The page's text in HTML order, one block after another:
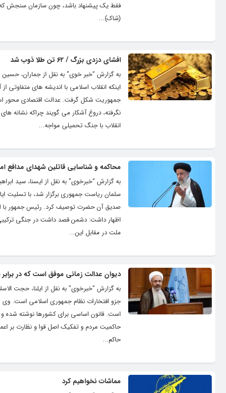
فقط یک پیشنهاد باشد، چون سازمان سنجش که
(شاک)...
افشای دزدی بزرگ / ۶۲ تن طلا ذوب شد
به گزارش “خبر خوی” به نقل از جماران، حسین
اینکه انقلاب اسلامی با اندیشه های متفاوتی
جمهوریت شکل گرفت. عدالت اقتصادی محور
نگرفته، دروغ آشکار می گویند چراکه نشانه
انقلاب با جنگ تحمیلی مواجه...
محاکمه و شناسایی قاتلین شهدای مدافع
به گزارش “خبرخوی” به نقل از ایسنا، سید
سلمان ریاست جمهوری برگزار شد، با تسلیت
صدیق آن حضرت توصیف کرد. رئیس جمهور با
اظهار داشت: دشمن قصد داشت در جنگی ترکیبی
ملت در مقابل این...
دیوان عدالت زمانی موفق است که در برابر
به گزارش “خبرخوی” به نقل از ایلنا، حجت
است. قانون اساسی برای کشورها نوشته
حاکمیت مردم و تفکیک اصل قوا و نظارت بر
حاکم...
مماشات نخواهیم کرد